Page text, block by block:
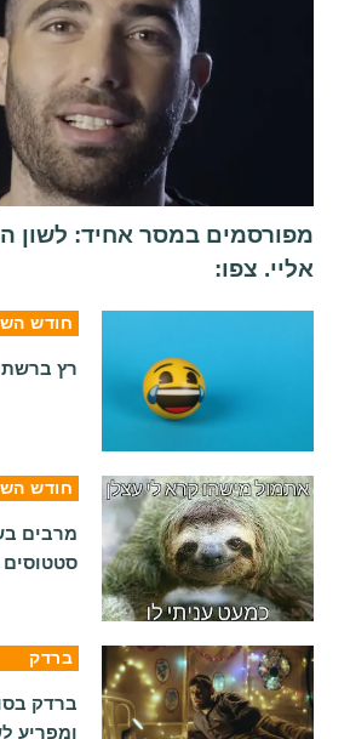
מפורסמים במסר אחיד: לשון
אליי. צפו:
חודש
רץ
חודש
מרבים
ברדק
ברדק
ומפריע